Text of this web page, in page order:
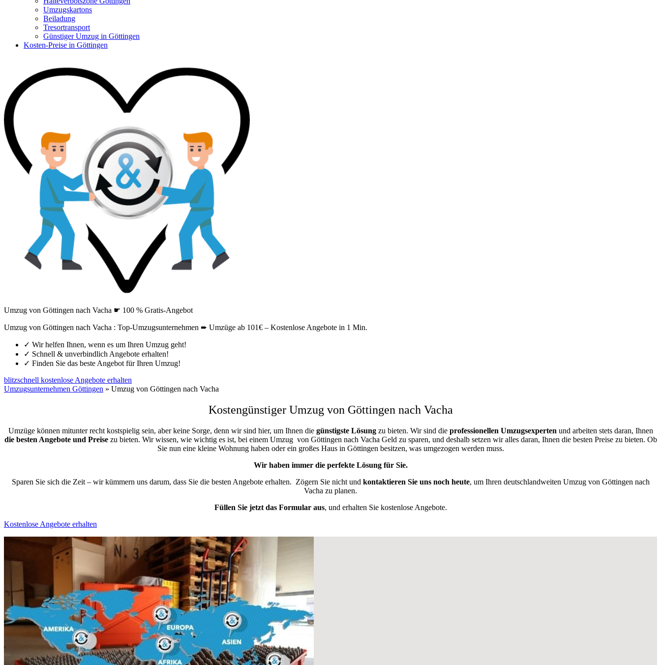
Umzugskartons
Beiladung
Tresortransport
Günstiger Umzug in Göttingen
Kosten-Preise in Göttingen
Umzug von Göttingen nach Vacha ☛ 100 % Gratis-Angebot
Umzug von Göttingen nach Vacha : Top-Umzugsunternehmen ➨ Umzüge ab 101€ – Kostenlose Angebote in 1 Min.
✓ Wir helfen Ihnen, wenn es um Ihren Umzug geht!
✓ Schnell & unverbindlich Angebote erhalten!
✓ Finden Sie das beste Angebot für Ihren Umzug!
blitzschnell kostenlose Angebote erhalten
Umzugsunternehmen Göttingen » Umzug von Göttingen nach Vacha
Kostengünstiger Umzug von Göttingen nach Vacha
Umzüge können mitunter recht kostspielig sein, aber keine Sorge, denn wir sind hier, um Ihnen die günstigste Lösungzu bieten. Wir sind die professionellen Umzugsexperten und arbeiten stets daran, Ihnen
die besten Angebote und Preisezu bieten. Wir wissen, wie wichtig es ist, bei einem Umzug von Göttingen nach Vacha Geld zu sparen, und deshalb setzen wir alles daran, Ihnen die besten Preise zu bieten. Ob
Sie nun eine kleine Wohnung haben oder ein großes Haus in Göttingen besitzen, was umgezogen werden muss.
Wir haben immer die perfekte Lösung für Sie.
Sparen Sie sich die Zeit – wir kümmern uns darum, dass Sie die besten Angebote erhalten. Zögern Sie nicht und kontaktieren Sie uns noch heute, um Ihren deutschlandweiten Umzug von Göttingen nach
Vacha zu planen.
Füllen Sie jetzt das Formular aus, und erhalten Sie kostenlose Angebote.
Kostenlose Angebote erhalten